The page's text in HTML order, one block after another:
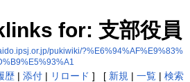
for: 支部役員
pukiwiki/?%E6%94%AF%E9%83%
歴| 添付| リロード ] [ 新規 | 一覧| 検索